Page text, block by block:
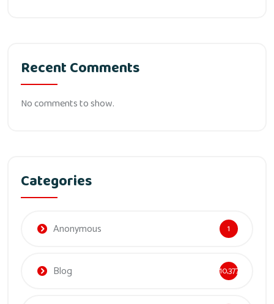
Recent Comments
No comments to show.
Categories
Anonymous 1
Blog 10,377